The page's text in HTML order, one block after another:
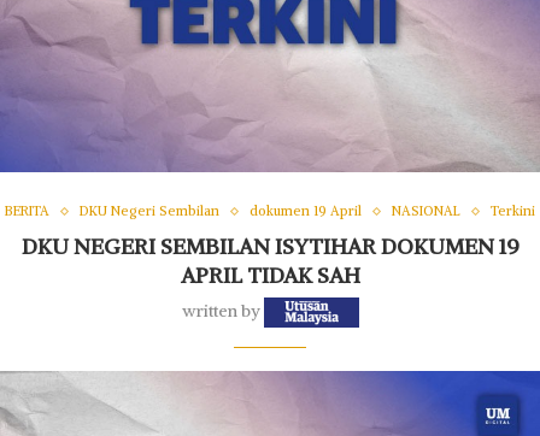
BERITA DKU Negeri Sembilan dokumen 19 April NASIONAL Terkini
DKU NEGERI SEMBILAN ISYTIHAR DOKUMEN 19
APRIL TIDAK SAH
written by